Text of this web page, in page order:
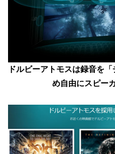
ドルビーアトモスは録音を
め自由にスピー